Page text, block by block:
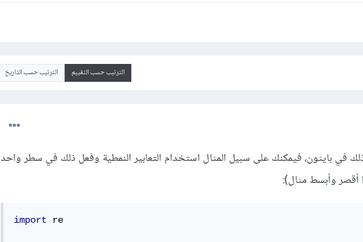
الترتيب حسب التقييم الترتيب حسب التاريخ
في بايثون، فيمكنك على سبيل المثال استخدام التعابير النمطية وفعل ذلك في سطر واحد
أقصر وأبسط مثال):
import re